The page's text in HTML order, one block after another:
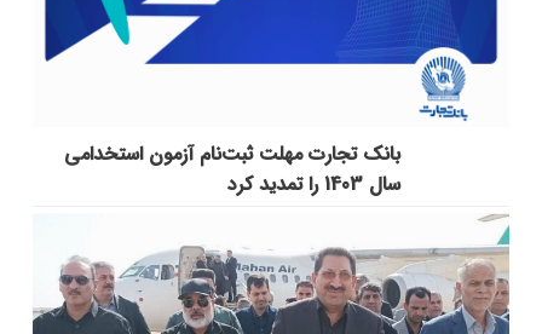
بانک تجارت مهلت ثبت‌نام آزمون استخدامی
سال 1403 را تمدید کرد